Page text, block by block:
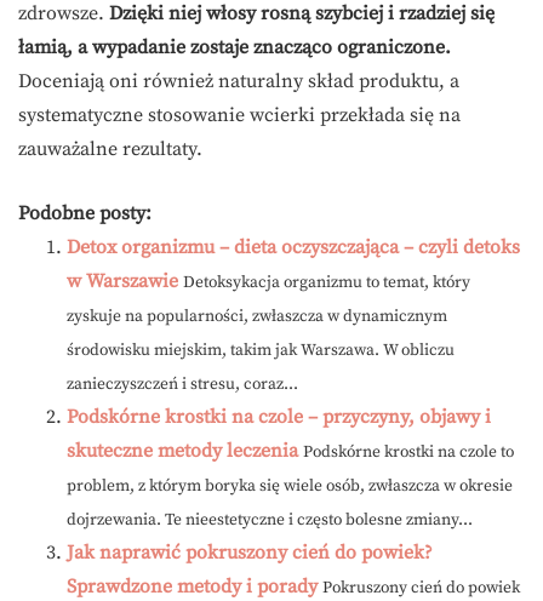
zdrowsze. Dzięki niej włosy rosną szybciej i rzadziej się
łamią, a wypadanie zostaje znacząco ograniczone.
Doceniają oni również naturalny skład produktu, a
systematyczne stosowanie wcierki przekłada się na
zauważalne rezultaty.
Podobne posty:
Detox organizmu – dieta oczyszczająca – czyli detoks
w Warszawie Detoksykacja organizmu to temat, który
zyskuje na popularności, zwłaszcza w dynamicznym
środowisku miejskim, takim jak Warszawa. W obliczu
zanieczyszczeń i stresu, coraz...
Podskórne krostki na czole – przyczyny, objawy i
skuteczne metody leczenia Podskórne krostki na czole to
problem, z którym boryka się wiele osób, zwłaszcza w okresie
dojrzewania. Te nieestetyczne i często bolesne zmiany...
Jak naprawić pokruszony cień do powiek?
Sprawdzone metody i porady Pokruszony cień do powiek